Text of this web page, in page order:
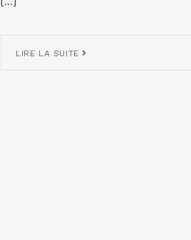
LIRE LA SUITE